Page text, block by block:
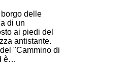
delle
di un
ai piedi del
antistante.
"Cammino di
è…